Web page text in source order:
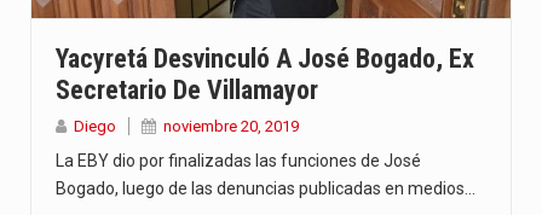
Yacyretá Desvinculó A José Bogado, Ex
Secretario De Villamayor
Diego noviembre 20, 2019
La EBY dio por finalizadas las funciones de José
Bogado, luego de las denuncias publicadas en medios…